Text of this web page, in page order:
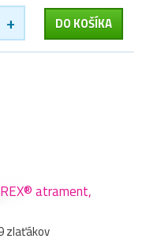
+ DO KOŠÍKA
atrament,
zlaťákov